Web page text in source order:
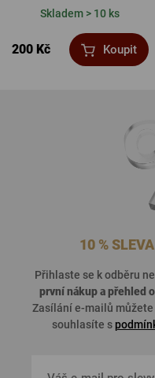
Skladem > 10 ks
200 Kč Koupit
10 %
Přihlaste se k odběru
první nákup a přehled o
Zasílání e-mailů
souhlasíte s